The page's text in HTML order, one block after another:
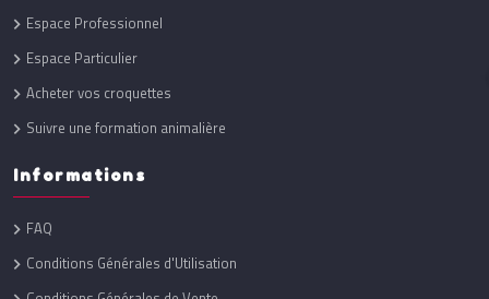
Espace Professionnel
Espace Particulier
Acheter vos croquettes
Suivre une formation animalière
Informations
FAQ
Conditions Générales d'Utilisation